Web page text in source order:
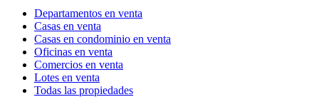
Departamentos en venta
Casas en venta
Casas en condominio en venta
Oficinas en venta
Comercios en venta
Lotes en venta
Todas las propiedades